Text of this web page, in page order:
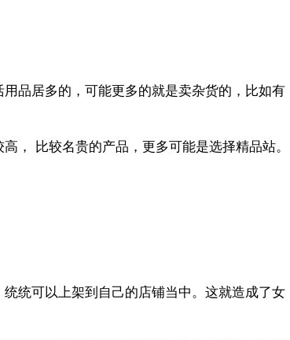
品居多的，可能更多的就是卖杂货的，比如有
， 比较名贵的产品，更多可能是选择精品站。
统可以上架到自己的店铺当中。这就造成了女